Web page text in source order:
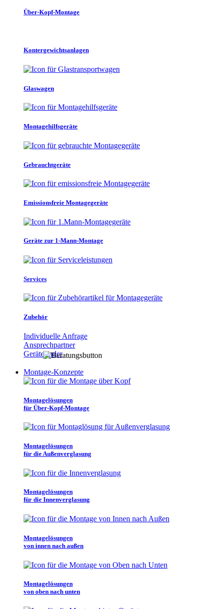
Über-Kopf-Montage
Kontergewichtsanlagen
Glaswagen
Montagehilfsgeräte
Gebrauchtgeräte
Emissionsfreie Montagegeräte
Geräte zur 1-Mann-Montage
Services
Zubehör
Individuelle Anfrage
Ansprechpartner
Gerätefinder
Montage-Konzepte
Montagelösungen
für Über-Kopf-Montage
Montagelösungen
für die Außenverglasung
Montagelösungen
für die Innenverglasung
Montagelösungen
von innen nach außen
Montagelösungen
von oben nach unten